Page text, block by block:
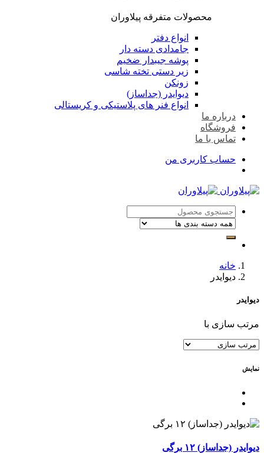
محصولات متفرقه پیلاوران
انواع دفتر
جامدادی دسته دار
پوشه جیبدار ضخیم
زیر دستی تخته شاسی
زونکن
دیوایدر (جداساز)
انواع فنر های پلاستیکی و کریستالی
درباره ما
فروشگاه
تماس با ما
حساب کاربری من
خانه
دیوایدر
دیوایدر
مرتب سازی با
نمایش
دیوایدر (جداساز) ۱۲ برگی